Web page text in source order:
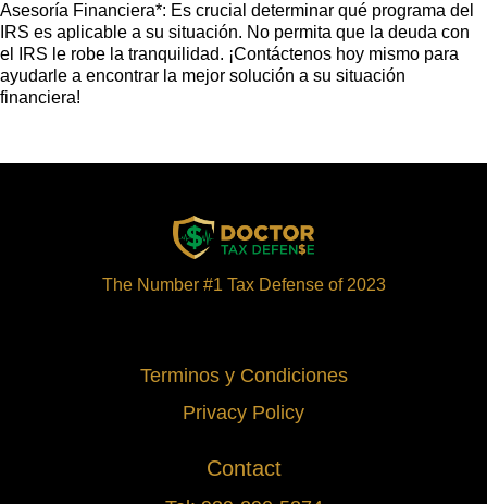
Asesoría Financiera*: Es crucial determinar qué programa del
IRS es aplicable a su situación. No permita que la deuda con
el IRS le robe la tranquilidad. ¡Contáctenos hoy mismo para
ayudarle a encontrar la mejor solución a su situación
financiera!
The Number #1 Tax Defense of 2023
Terminos y Condiciones
Privacy Policy
Contact